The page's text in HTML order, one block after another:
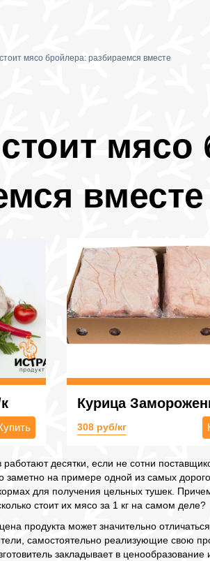
мясо бройлера: разбираемся вместе
мясо
вместе
Курица
308 руб/кг
десятки, если не сотни
заметно на примере одной из самых
для получения цельных тушек.
стоит их мясо за 1 кг на самом деле?
продукта может значительно
самостоятельно реализующие свою
закладывает в